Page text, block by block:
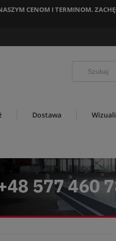
CENOM I TERMINOM.
Dostawa